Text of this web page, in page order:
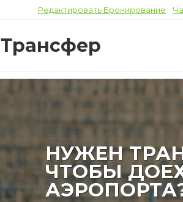
Редактировать Бронирование
Трансфер
НУЖЕН
ЧТОБЫ